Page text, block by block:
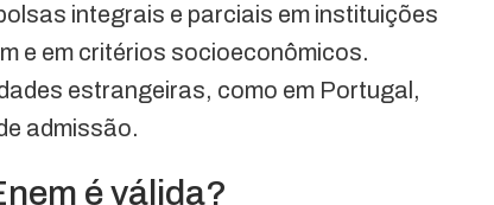
integrais e parciais em instituições
e em critérios socioeconômicos.
estrangeiras, como em Portugal,
admissão.
é válida?